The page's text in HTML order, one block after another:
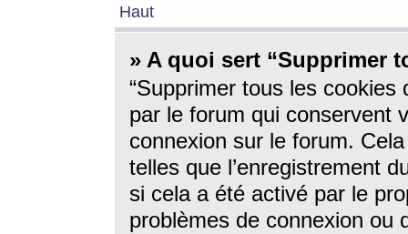
Haut
» A quoi sert “Supprimer
“Supprimer tous les cookies
par le forum qui conservent
connexion sur le forum.
telles que l’enregistrement
si cela a été activé par le
problèmes de connexion ou